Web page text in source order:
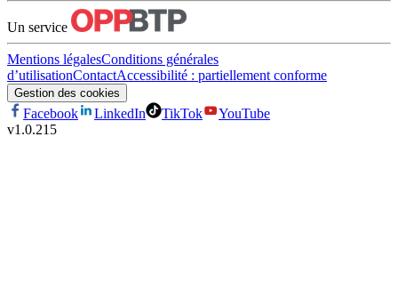
Un service
Mentions légalesConditions générales
d’utilisationContactAccessibilité : partiellement conforme
Gestion des cookies
Facebook LinkedIn TikTok
YouTube
v1.0.215